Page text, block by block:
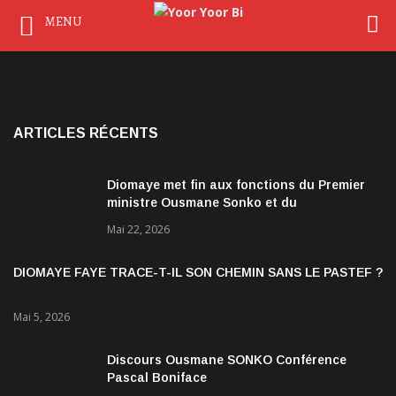
ARTICLES RÉCENTS
Diomaye met fin aux fonctions du Premier
ministre Ousmane Sonko et du
Mai 22, 2026
DIOMAYE FAYE TRACE-T-IL SON CHEMIN SANS LE PASTEF ?
Mai 5, 2026
Discours Ousmane SONKO Conférence
Pascal Boniface
MENU